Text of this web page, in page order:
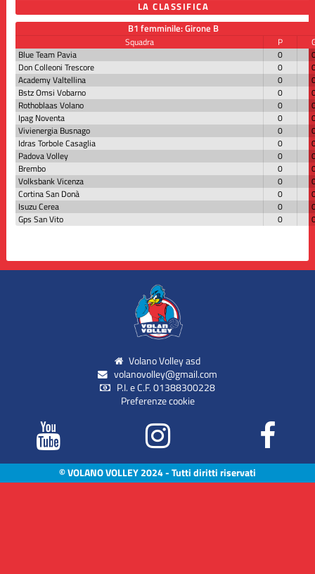
LA CLASSIFICA
B1 femminile: Girone B
Squadra P
Blue Team Pavia
0
Don Colleoni Trescore
0
Academy Valtellina
0
Bstz Omsi Vobarno
0
Rothoblaas Volano
0
Ipag Noventa
0
Vivienergia Busnago
0
Idras Torbole Casaglia
0
Padova Volley
0
Brembo
0
Volksbank Vicenza
0
Cortina San Donà
0
Isuzu Cerea
0
Gps San Vito
0
Volano Volley asd
volanovolley@gmail.com
P.I. e C.F. 01388300228
Preferenze cookie
© VOLANO VOLLEY 2024 - Tutti diritti riservati